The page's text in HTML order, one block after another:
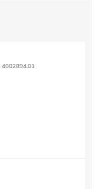
4002894.01